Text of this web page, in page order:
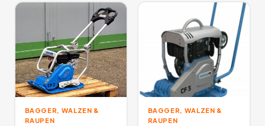
BAGGER, WALZEN &
RAUPEN
BAGGER, WALZEN &
RAUPEN